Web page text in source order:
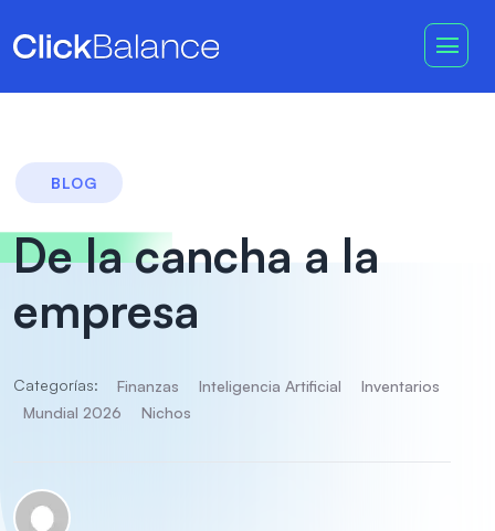
BLOG
De la cancha a la
empresa
Categorías: Finanzas Inteligencia Artificial
Inventarios
Mundial 2026
Nichos